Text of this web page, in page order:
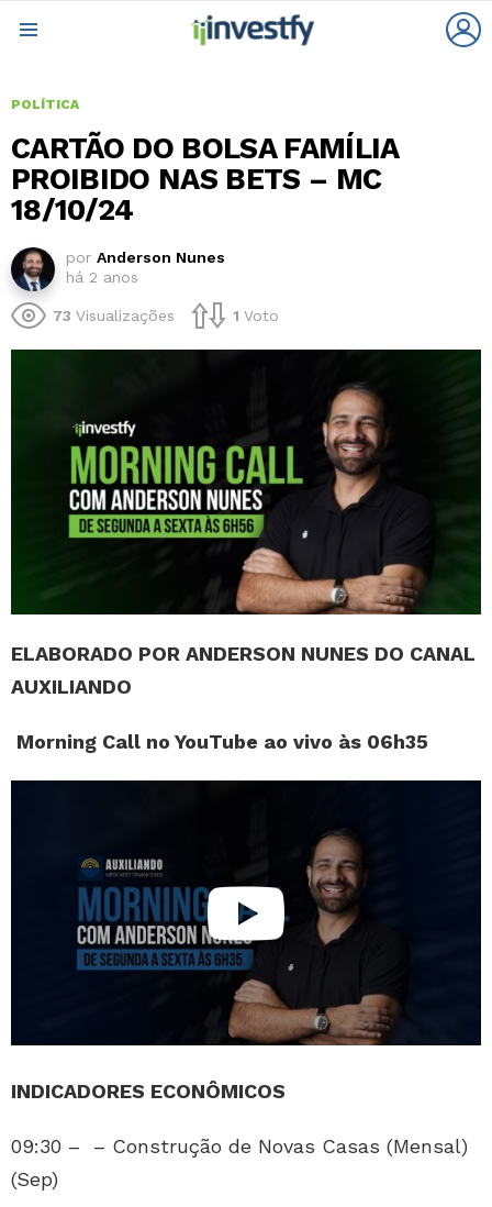
POLÍTICA
CARTÃO DO BOLSA FAMÍLIA
PROIBIDO NAS BETS – MC
18/10/24
por Anderson Nunes
há 2 anos
73 Visualizações 1 Voto
ELABORADO POR ANDERSON NUNES DO CANAL
AUXILIANDO
Morning Call no YouTube ao vivo às 06h35
INDICADORES ECONÔMICOS
09:30 – – Construção de Novas Casas (Mensal)
(Sep)